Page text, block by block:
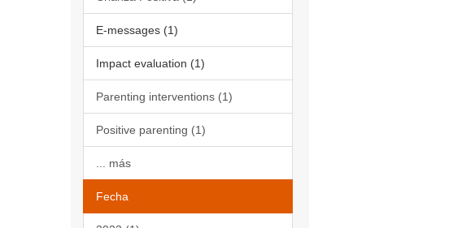
E-messages (1)
Impact evaluation (1)
Parenting interventions (1)
Positive parenting (1)
... más
Fecha